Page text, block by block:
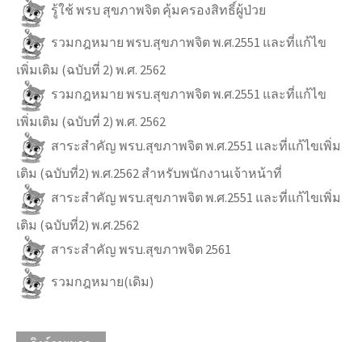
รู้ใช้ พรบ สุขภาพจิต คุ้มครองสิทธิ์ผู้ป่วย
รวมกฎหมาย พรบ.สุขภาพจิต พ.ศ.2551 และที่แก้ไข
เพิ่มเติม (ฉบับที่ 2) พ.ศ. 2562
รวมกฎหมาย พรบ.สุขภาพจิต พ.ศ.2551 และที่แก้ไข
เพิ่มเติม (ฉบับที่ 2) พ.ศ. 2562
สาระสำคัญ พรบ.สุขภาพจิต พ.ศ.2551 และที่แก้ไขเพิ่ม
เติม (ฉบับที่2) พ.ศ.2562 สำหรับพนักงานเจ้าหน้าที่
สาระสำคัญ พรบ.สุขภาพจิต พ.ศ.2551 และที่แก้ไขเพิ่ม
เติม (ฉบับที่2) พ.ศ.2562
สาระสำคัญ พรบ.สุขภาพจิต 2561
รวมกฎหมาย(เดิม)